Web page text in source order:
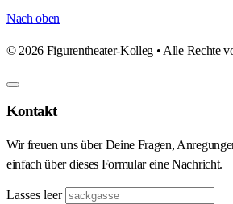
Nach oben
© 2026 Figurentheater-Kolleg • Alle Rechte
Kontakt
Wir freuen uns über Deine Fragen,
einfach über dieses Formular eine Nachricht.
Lasses leer